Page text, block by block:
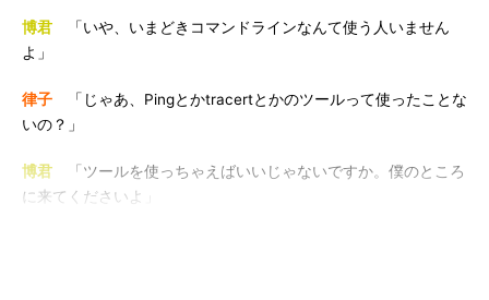
博君 「いや、いまどきコマンドラインなんて使う人いません
よ」
律子 「じゃあ、Pingとかtracertとかのツールって使ったことな
いの？」
博君 「ツールを使っちゃえばいいじゃないですか。僕のところ
に来てくださいよ」